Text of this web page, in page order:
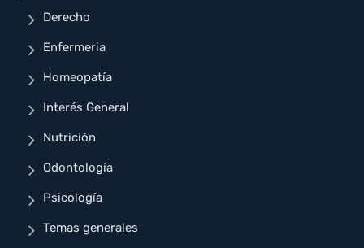
Derecho
Enfermeria
Homeopatía
Interés General
Nutrición
Odontología
Psicología
Temas generales